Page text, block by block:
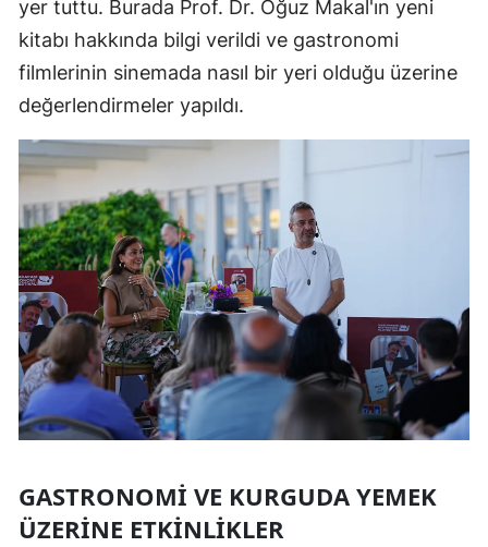
yer tuttu. Burada Prof. Dr. Oğuz Makal'ın yeni
kitabı hakkında bilgi verildi ve gastronomi
filmlerinin sinemada nasıl bir yeri olduğu üzerine
değerlendirmeler yapıldı.
GASTRONOMI VE KURGUDA YEMEK
ÜZERINE ETKINLIKLER